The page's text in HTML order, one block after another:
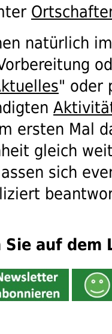
natürlich
" oder
ersten Mal
gleich
sich
Sie auf dem